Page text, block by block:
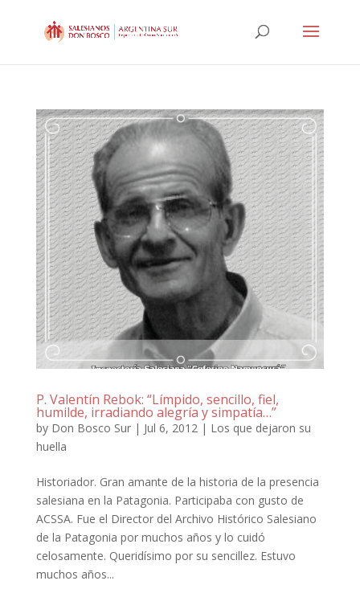
P. Valentín Rebok: “Límpido, sencillo, fiel,
humilde, irradiando alegría y simpatía…”
by Don Bosco Sur| Jul 6, 2012 | Los que dejaron su
huella
Historiador. Gran amante de la historia de la presencia
salesiana en la Patagonia. Participaba con gusto de
ACSSA. Fue el Director del Archivo Histórico Salesiano
de la Patagonia por muchos años y lo cuidó
celosamente. Queridísimo por su sencillez. Estuvo
muchos años...